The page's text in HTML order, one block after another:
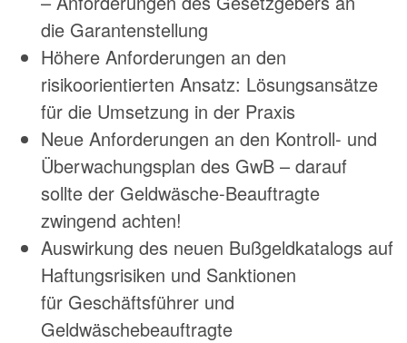
die Garantenstellung
Höhere Anforderungen an den
risikoorientierten Ansatz: Lösungsansätze
für die Umsetzung in der Praxis
Neue Anforderungen an den Kontroll- und
Überwachungsplan des GwB – darauf
sollte der Geldwäsche-Beauftragte
zwingend achten!
Auswirkung des neuen Bußgeldkatalogs auf
Haftungsrisiken und Sanktionen
für Geschäftsführer und
Geldwäschebeauftragte